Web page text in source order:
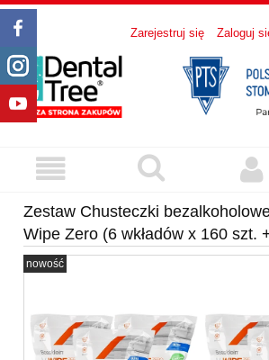
Zarejestruj się Zaloguj
Zestaw Chusteczki
Wipe Zero (6 wkładów x 160 szt.
nowość